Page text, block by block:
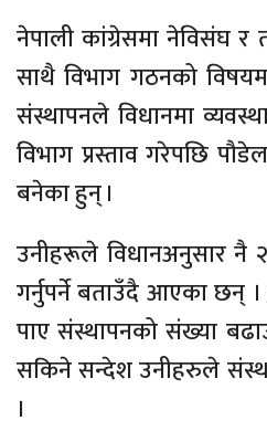
नेपाली कांग्रेसमा नेविसंघ
साथै विभाग गठनको
संस्थापनले विधानमा
विभाग प्रस्ताव गरेपछि
बनेका हुन् ।
उनीहरूले विधानअनुसार नै
गर्नुपर्ने बताउँदै आएका छन्
पाए संस्थापनको संख्या
सकिने सन्देश उनीहरुले
।